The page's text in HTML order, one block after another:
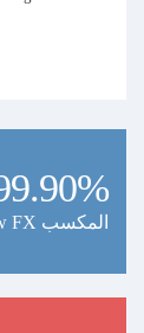
Smart Flow FX المكسب